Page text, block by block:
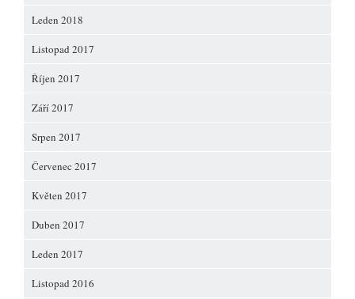
Leden 2018
Listopad 2017
Říjen 2017
Září 2017
Srpen 2017
Červenec 2017
Květen 2017
Duben 2017
Leden 2017
Listopad 2016